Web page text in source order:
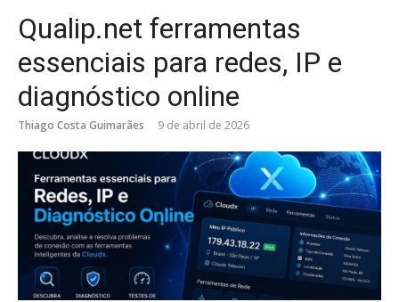
Qualip.net ferramentas
essenciais para redes, IP e
diagnóstico online
Thiago Costa Guimarães 9 de abril de 2026